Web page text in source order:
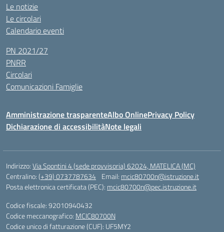
Le notizie
Le circolari
Calendario eventi
PN 2021/27
PNRR
Circolari
Comunicazioni Famiglie
Amministrazione trasparenteAlbo OnlinePrivacy Policy
Dichiarazione di accessibilitàNote legali
Indirizzo:Via Spontini 4 (sede provvisoria) 62024, MATELICA (MC)
Centralino:(+39) 0737787634 Email: mcic80700n@istruzione.it
Posta elettronica certificata (PEC): mcic80700n@pec.istruzione.it
Codice fiscale: 92010940432
Codice meccanografico: MCIC80700N
Codice unico di fatturazione (CUF): UF5MY2